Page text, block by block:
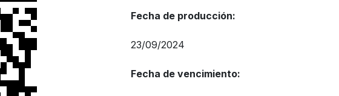
Fecha de producción:
23/09/2024
Fecha de vencimiento: